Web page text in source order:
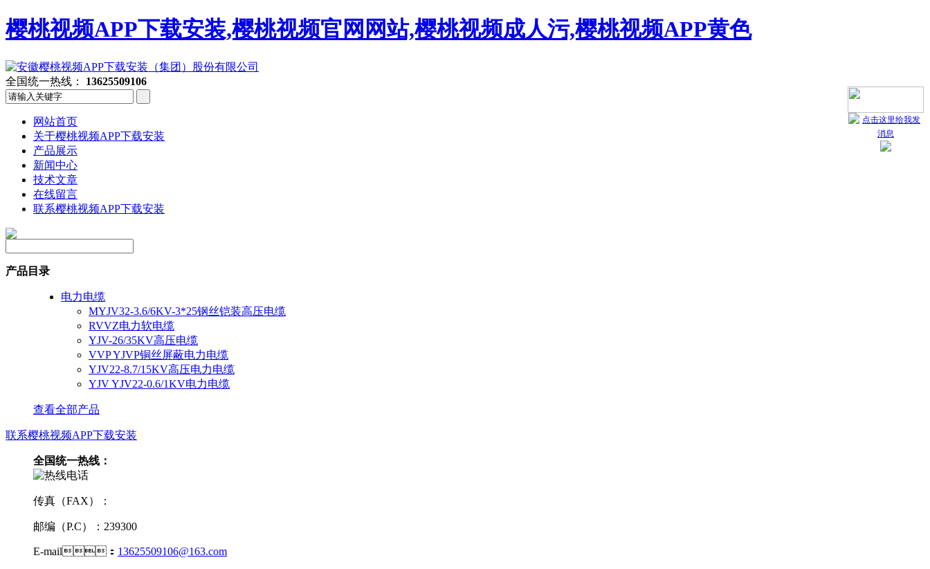
樱桃视频APP下载安装,樱桃视频官网网站,樱桃视频成人污,樱桃视频APP黄色
全国统一热线： 13625509106
网站首页
关于樱桃视频APP下载安装
产品展示
新闻中心
技术文章
在线留言
联系樱桃视频APP下载安装
产品目录
电力电缆
MYJV32-3.6/6KV-3*25钢丝铠装高压电缆
RVVZ电力软电缆
YJV-26/35KV高压电缆
VVP YJVP铜丝屏蔽电力电缆
YJV22-8.7/15KV高压电力电缆
YJV YJV22-0.6/1KV电力电缆
查看全部产品
联系樱桃视频APP下载安装
全国统一热线：
传真（FAX）：
邮编（P.C）：239300
E-mail： 13625509106@163.com